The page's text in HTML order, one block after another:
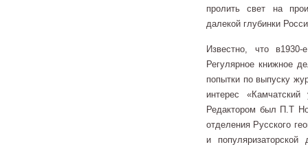
пролить свет на
далекой глубинки
Известно, что
Регулярное книжное
попытки по выпуску
интерес
Редактором был П.Т
отделения Русского
и